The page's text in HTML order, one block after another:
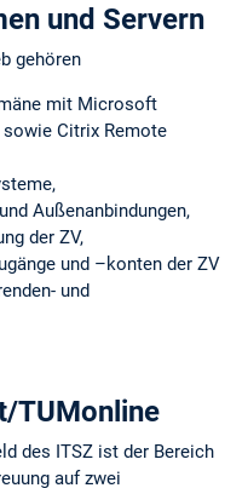
und Servern
gehören
mit Microsoft
sowie Citrix Remote
Außenanbindungen,
der ZV,
und –konten der ZV
und
TUMonline
des ITSZ ist der Bereich
auf zwei